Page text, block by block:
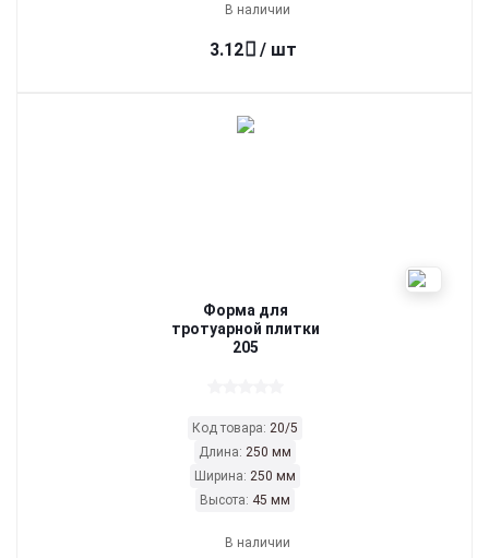
В наличии
3.12 / шт
Форма для
тротуарной плитки
205
Код товара: 20/5
Длина: 250 мм
Ширина: 250 мм
Высота: 45 мм
В наличии